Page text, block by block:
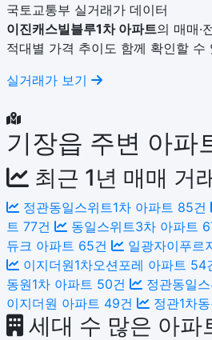
국토교통부 실거래가 데이터
이진캐스빌블루1차 아파트의 매매·
적대별 가격 추이도 함께 확인할 수
실거래가 보기
기장읍 주변 아파
최근 1년 매매 거
정관동일스위트1차 아파트 85건
트 77건 동일스위트3차 아파트
듀크 아파트 65건 일광자이푸르
이지더원1차오션포레 아파트 54
동원1차 아파트 50건 정관동일
이지더원 아파트 49건 정관1차
세대 수 많은 아파